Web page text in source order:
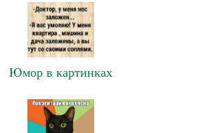
Юмор в картинках